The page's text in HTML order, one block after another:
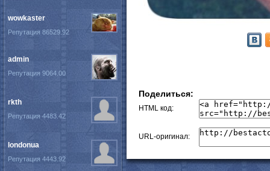
Поделиться:
HTML код:
URL-оригинал:
wowkaster
Репутация 86529.92
admin
Репутация 9064.00
rkth
Репутация 4483.42
londonua
Репутация 4443.92